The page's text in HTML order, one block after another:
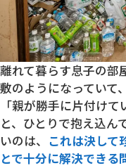
離れて暮らす息子の部
敷のようになっていて
「親が勝手に片付け
と、ひとりで抱え込ん
いのは、 これは決して
とで十分に解決できる